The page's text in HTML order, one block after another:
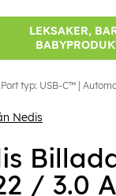
LEKSAKER,
typ: USB-C™ |
Nedis
/ 3.0